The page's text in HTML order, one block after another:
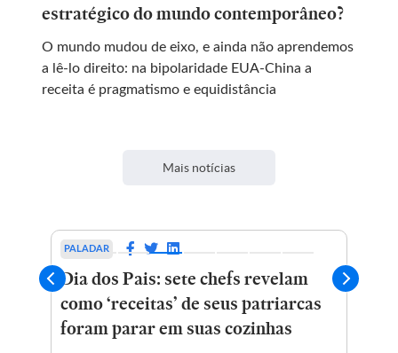
estratégico do mundo contemporâneo?
O mundo mudou de eixo, e ainda não aprendemos
a lê-lo direito: na bipolaridade EUA-China a
receita é pragmatismo e equidistância
Mais notícias
PALADAR
Dia dos Pais: sete chefs revelam
como ‘receitas’ de seus patriarcas
foram parar em suas cozinhas